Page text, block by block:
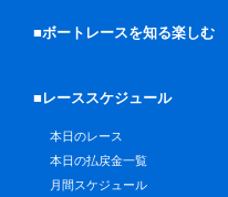
■ボートレースを知る楽しむ
■レーススケジュール
本日のレース
本日の払戻金一覧
月間スケジュール